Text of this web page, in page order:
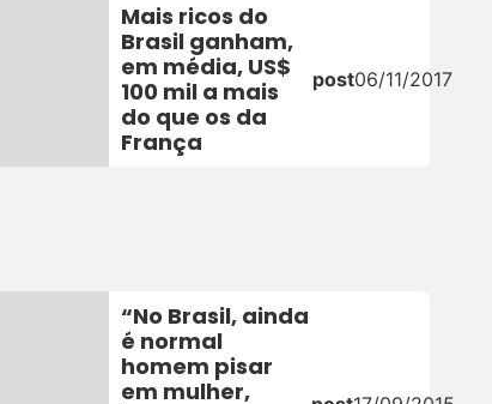
Mais ricos do
Brasil ganham,
em média, US$
100 mil a mais
do que os da
França
post06/11/2017
“No Brasil, ainda
é normal
homem pisar
em mulher,